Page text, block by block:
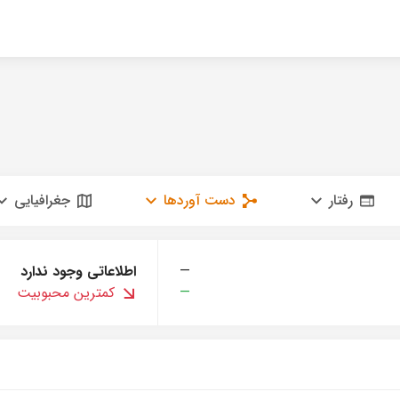
رفتار دست آوردها جغرافیایی
—
—
اطلاعاتی وجود ندارد
کمترین محبوبیت